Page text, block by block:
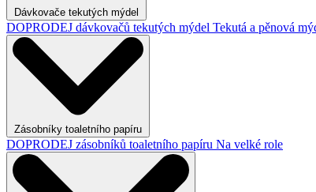
Dávkovače tekutých mýdel
DOPRODEJ dávkovačů tekutých mýdel Tekutá a pěnová
Zásobníky toaletního papíru
DOPRODEJ zásobníků toaletního papíru Na velké role